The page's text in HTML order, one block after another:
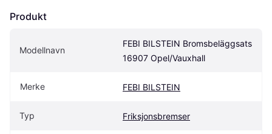
Produkt
Modellnavn
FEBI BILSTEIN Bromsbeläggsats
16907 Opel/Vauxhall
Merke FEBI BILSTEIN
Typ Friksjonsbremser